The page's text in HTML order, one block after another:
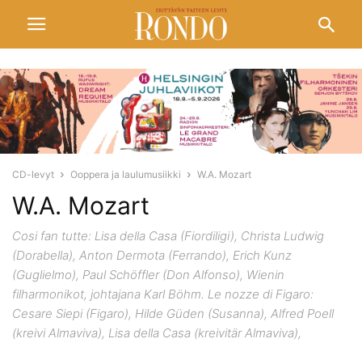
CD-levyt Ooppera ja laulumusiikki W.A. Mozart
W.A. Mozart
Cosi fan tutte: Lisa della Casa (Fiordiligi), Christa Ludwig
(Dorabella), Anton Dermota (Ferrando), Erich Kunz
(Guglielmo), Paul Schöffler (Don Alfonso), Wienin
filharmonikot, johtajana Karl Böhm. Le nozze di Figaro:
Cesare Siepi (Figaro), Hilde Güden (Susanna), Alfred Poell
(kreivi Almaviva), Lisa della Casa (kreivitär Almaviva),